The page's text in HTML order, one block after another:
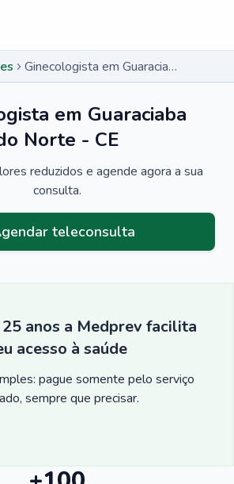
Ginecologista em Guaraciaba do Norte - CE
em Guaraciaba
Norte - CE
reduzidos e agende agora a sua
consulta.
teleconsulta
anos a Medprev facilita
acesso à saúde
pague somente pelo serviço
sempre que precisar.